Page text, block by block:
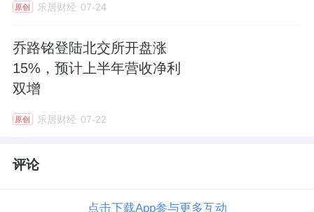
联化趋势，持续完善产品矩阵，拓展多元应用
头地位；另一方面向挖掘机械、高空作业机械
等工程机械领域延伸，打开第二增长曲线；同
人产业化红利，打造第三增长极。
北交所作为服务创新型中小企业的主阵地，与
原创 乐居财经 07-24
乔路铭登陆北交所开盘涨
15%，预计上半年营收净利
双增
原创 乐居财经 07-22
评论
点击下载App参与更多互动